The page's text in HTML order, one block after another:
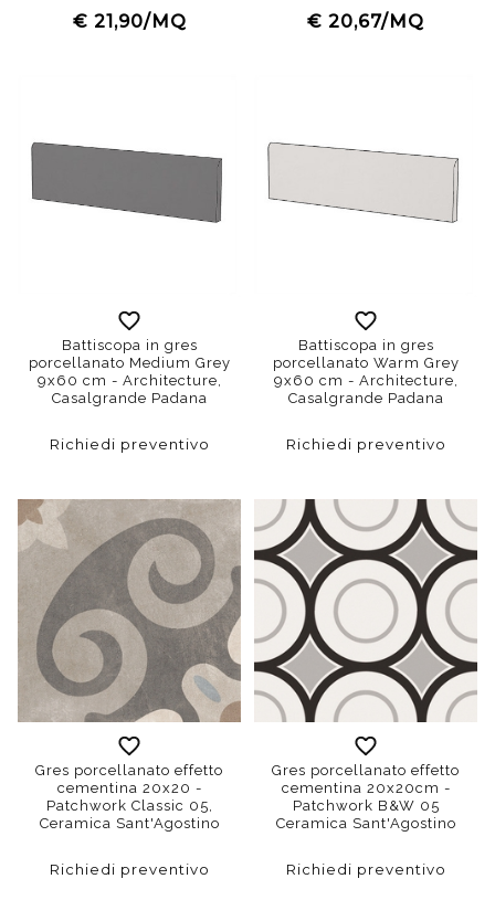
€ 21,90/MQ € 20,67/MQ
Battiscopa in gres
porcellanato Medium Grey
9x60 cm - Architecture,
Casalgrande Padana
Richiedi preventivo
Battiscopa in gres
porcellanato Warm Grey
9x60 cm - Architecture,
Casalgrande Padana
Richiedi preventivo
Gres porcellanato effetto
cementina 20x20 -
Patchwork Classic 05,
Ceramica Sant'Agostino
Richiedi preventivo
Gres porcellanato effetto
cementina 20x20cm -
Patchwork B&W 05
Ceramica Sant'Agostino
Richiedi preventivo